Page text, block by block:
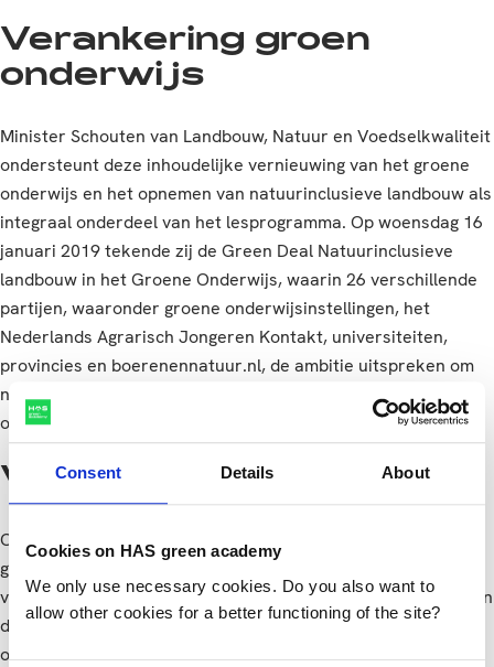
Consent Details About
Cookies on HAS green academy
We only use necessary cookies. Do you also want to
allow other cookies for a better functioning of the site?
Verankering groen
onderwijs
Minister Schouten van Landbouw, Natuur en Voedselkwaliteit
ondersteunt deze inhoudelijke vernieuwing van het groene
onderwijs en het opnemen van natuurinclusieve landbouw als
integraal onderdeel van het lesprogramma. Op woensdag 16
januari 2019 tekende zij de Green Deal Natuurinclusieve
landbouw in het Groene Onderwijs, waarin 26 verschillende
partijen, waaronder groene onderwijsinstellingen, het
Nederlands Agrarisch Jongeren Kontakt, universiteiten,
provincies en boerenennatuur.nl, de ambitie uitspreken om
natuurinclusieve landbouw steviger te verankeren in groen
onderwijs.
Vitaliteit herstellen
Ook HAS Hogeschool tekende de Green Deal. “Landbouw
gaat over productie van natuurlijke grondstoffen voor
voeding”, stelt collegevoorzitter Dick Pouwels. “De afgelopen
decennia hebben we onze landbouw in belangrijke mate tot
ontwikkeling gebracht met behulp van niet-natuurlijke